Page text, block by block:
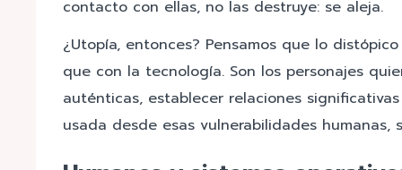
contacto con ellas, no las destruye: se aleja.
¿Utopía, entonces? Pensamos que lo
que con la tecnología. Son los personajes
auténticas, establecer relaciones
usada desde esas vulnerabilidades